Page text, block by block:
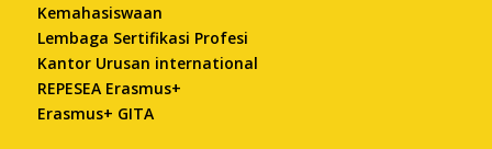
Kemahasiswaan
Lembaga Sertifikasi Profesi
Kantor Urusan international
REPESEA Erasmus+
Erasmus+ GITA